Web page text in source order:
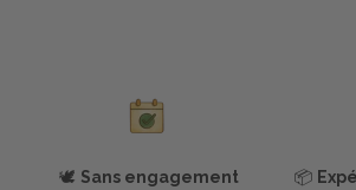
🕊 Sans engagement 📦